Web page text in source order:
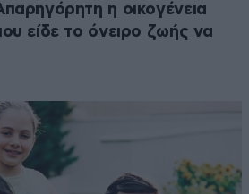
η οικογένεια
είδε το όνειρο ζωής να